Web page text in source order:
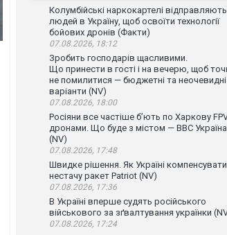
Колумбійські наркокартелі відправляють
людей в Україну, щоб освоїти технології
бойових дронів (Факти)
07.08.2026, 18:12
Зробить господарів щасливими.
Що принести в гості і на вечерю, щоб
не помилитися — бюджетні та неочевидні
варіанти (NV)
07.08.2026, 18:00
Росіяни все частіше бʼють по Харкову
дронами. Що буде з містом — ВВС Україна
(NV)
07.08.2026, 17:48
Швидке рішення. Як Україні компенсувати
нестачу ракет Patriot (NV)
07.08.2026, 17:36
В Україні вперше судять російського
військового за зґвалтування українки
07.08.2026, 17:24